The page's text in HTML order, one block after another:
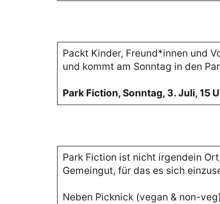
Packt Kinder, Freund*innen und
und kommt am Sonntag in den
Park Fiction, Sonntag, 3. Juli, 15
Park Fiction ist nicht irgendein
Gemeingut, für das es sich
Neben Picknick (vegan & non-